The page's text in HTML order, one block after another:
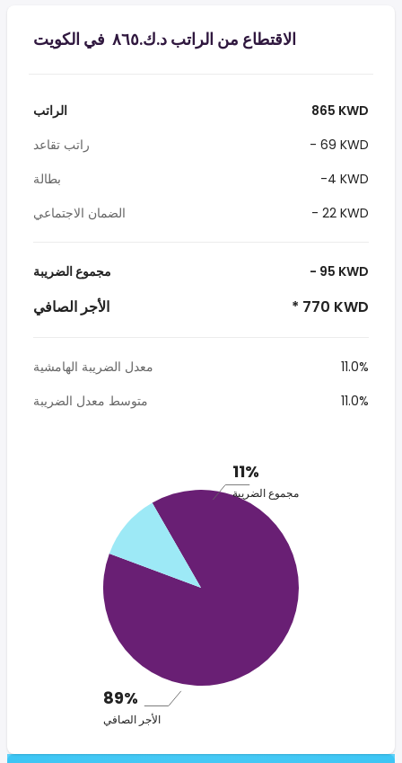
الاقتطاع من الراتب د.ك.‏٨٦٥ ‏ في الكويت
الراتب
865 KWD
راتب تقاعد
- 69 KWD
بطالة
-4 KWD
الضمان الاجتماعي
- 22 KWD
مجموع الضريبة - 95 KWD
الأجر الصافي * 770 KWD
معدل الضريبة الهامشية
11.0%
متوسط معدل الضريبة
11.0%
11%
مجموع الضريبة
89%
الأجر الصافي